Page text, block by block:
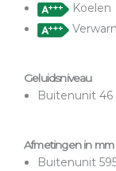
Koelen
Geluidsniveau
Buitenunit
Afmetingen in mm
Buitenunit